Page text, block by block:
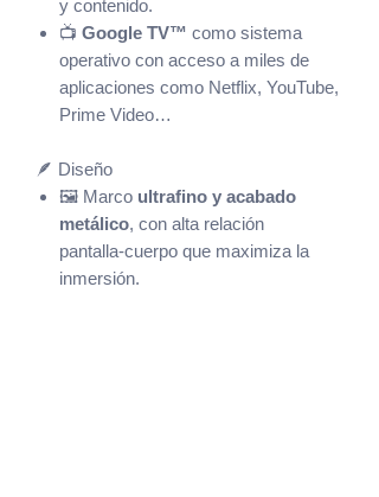
y contenido.
📺 Google TV™ como sistema
operativo con acceso a miles de
aplicaciones como Netflix, YouTube,
Prime Video…
🪶 Diseño
🖼️ Marco ultrafino y acabado
metálico, con alta relación
pantalla‑cuerpo que maximiza la
inmersión.